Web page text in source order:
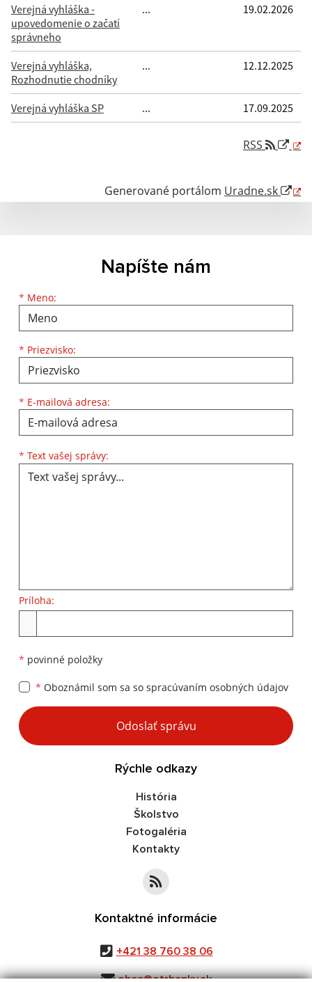
Filtrovať
Verejná vyhláška -
upovedomenie o začatí
správneho
... 19.02.2026
Verejná vyhláška,
Rozhodnutie chodníky
... 12.12.2025
Verejná vyhláška SP ... 17.09.2025
RSS
Generované portálom Uradne.sk
Napíšte nám
* Meno:
Meno
* Priezvisko:
Priezvisko
* E-mailová adresa:
E-mailová adresa
* Text vašej správy:
Príloha:
* povinné položky
* Oboznámil som sa so spracúvaním osobných údajov
Google reCaptcha Response
Odoslať správu
Rýchle odkazy
História
Školstvo
Fotogaléria
Kontakty
Kontaktné informácie
+421 38 760 38 06
obec@otrhanky.sk